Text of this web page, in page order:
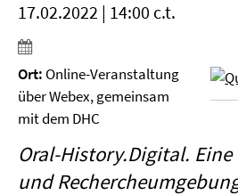
17.02.2022 | 14:00 c.t.
Ort: Online-Veranstaltung
über Webex, gemeinsam
mit dem DHC
Oral-History.Digital.
und